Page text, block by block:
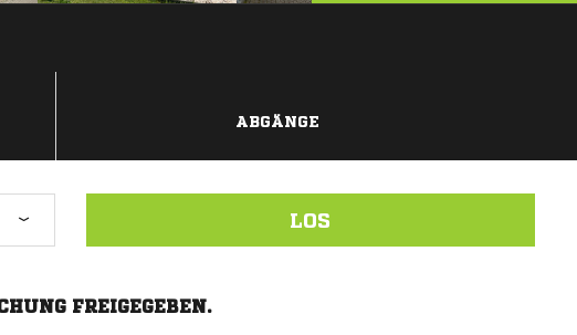
ABGÄNGE
LOS
FREIGEGEBEN.